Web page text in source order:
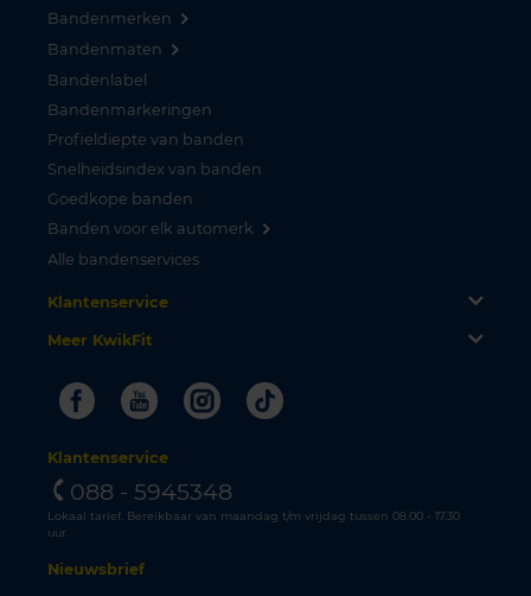
Bandenmerken
Bandenmaten
Bandenlabel
Bandenmarkeringen
Profieldiepte van banden
Snelheidsindex van banden
Goedkope banden
Banden voor elk automerk
Alle bandenservices
Klantenservice
Meer KwikFit
FacebookYoutubeInstagram
Tiktok
Klantenservice
088 - 5945348
Lokaal tarief. Bereikbaar van maandag t/m vrijdag tussen 08.00 - 17.30
uur.
Nieuwsbrief